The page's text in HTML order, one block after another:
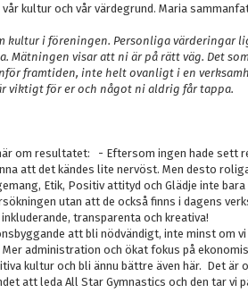
kultur och vår värdegrund. Maria
kultur i föreningen. Personliga värderingar
Mätningen visar att ni är på rätt väg. Det
framtiden, inte helt ovanligt i en
viktigt för er och något ni aldrig får tappa.
om resultatet: - Eftersom ingen hade sett
att det kändes lite nervöst. Men desto
Etik, Positiv attityd och Glädje inte
utan att de också finns i dagens
transparenta och kreativa!
att bli nödvändigt, inte minst om
administration och ökat fokus på
kultur och bli ännu bättre även här. Det är
att leda All Star Gymnastics och den tar vi